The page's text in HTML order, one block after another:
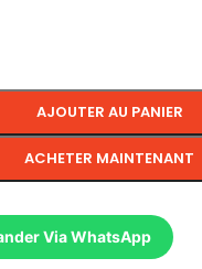
AJOUTER AU PANIER
ACHETER MAINTENANT
Via WhatsApp